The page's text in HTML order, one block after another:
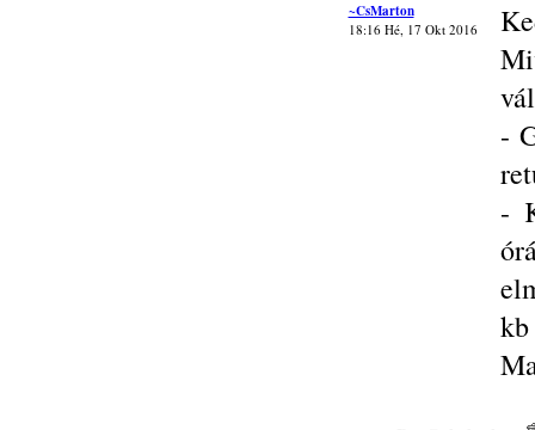
~CsMarton
18:16 Hé, 17 Okt 2016
-
-
kb